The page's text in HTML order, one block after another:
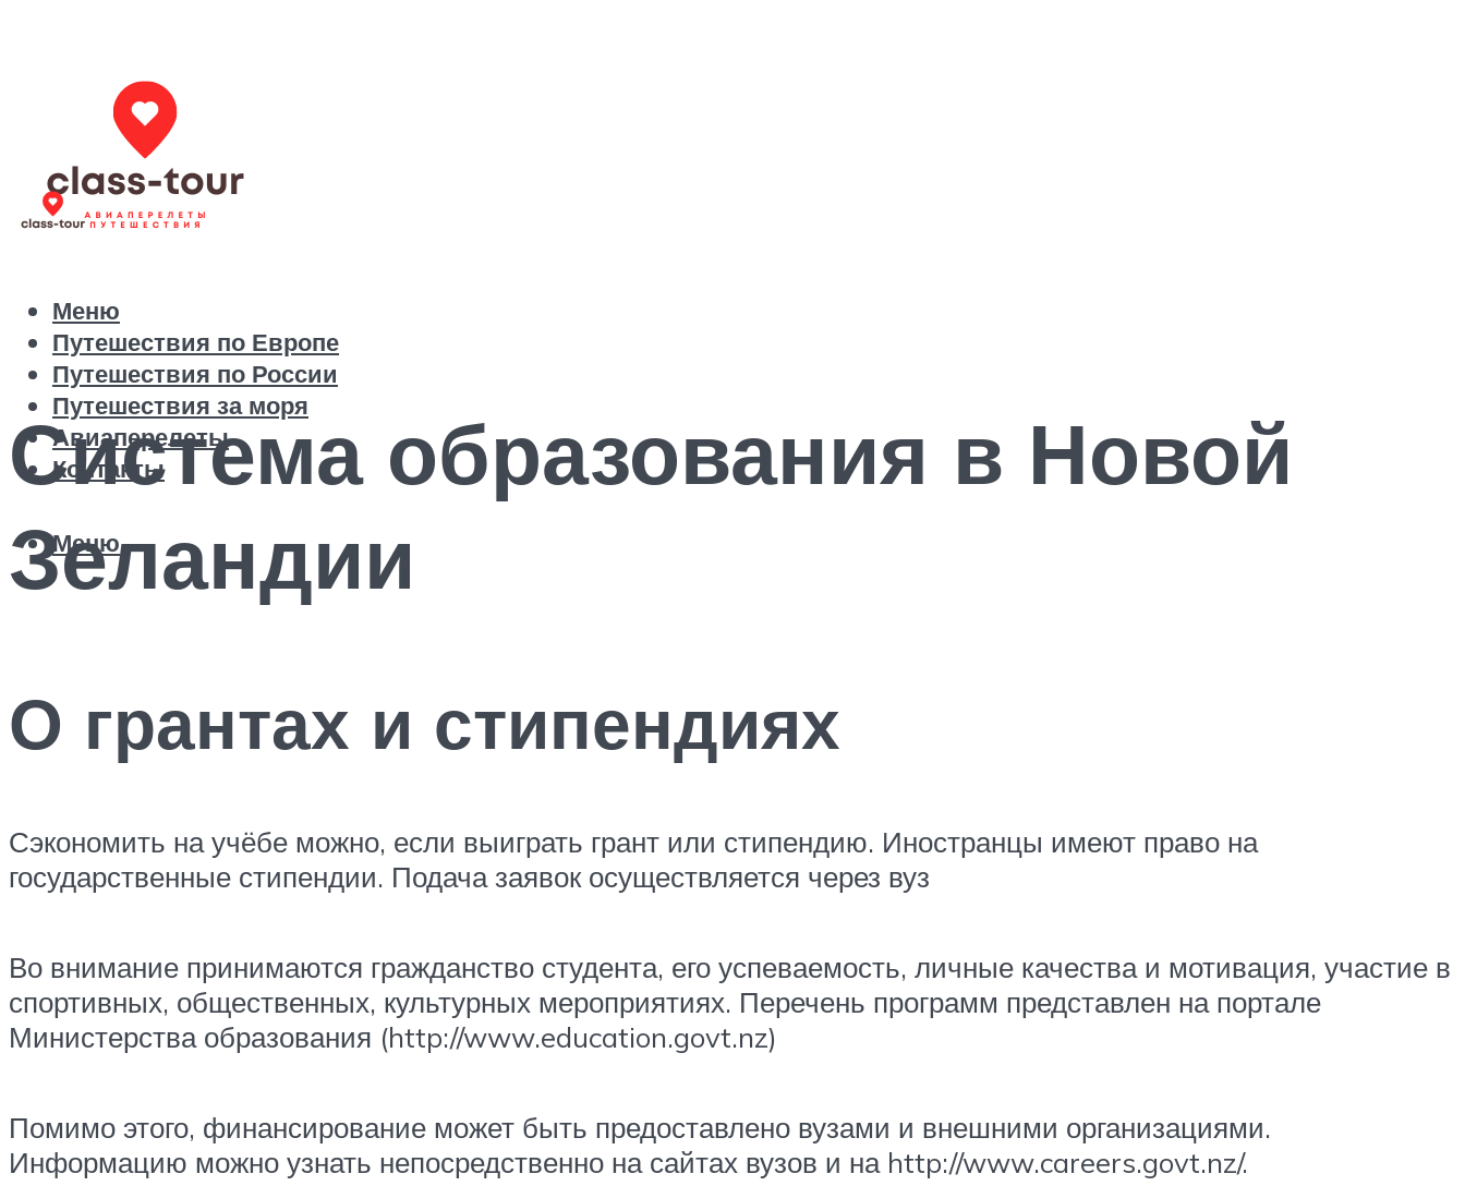
Путешествия по Европе
Путешествия по России
Путешествия за моря
Авиаперелеты
Контакты
Меню
Меню
Система образования в Новой
Зеландии
О грантах и стипендиях
Сэкономить на учёбе можно, если выиграть грант или стипендию. Иностранцы имеют право на
государственные стипендии. Подача заявок осуществляется через вуз
Во внимание принимаются гражданство студента, его успеваемость, личные качества и мотивация, участие в
спортивных, общественных, культурных мероприятиях. Перечень программ представлен на портале
Министерства образования (http://www.education.govt.nz)
Помимо этого, финансирование может быть предоставлено вузами и внешними организациями.
Информацию можно узнать непосредственно на сайтах вузов и на http://www.careers.govt.nz/.